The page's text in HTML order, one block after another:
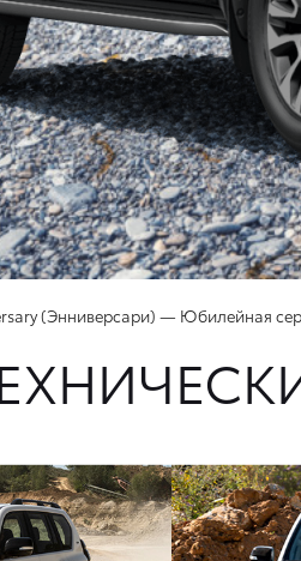
(Энниверсари) — Юбилейная